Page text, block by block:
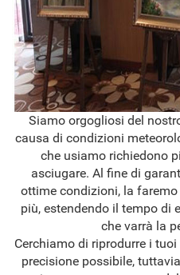
Siamo orgogliosi del
causa di condizioni
che usiamo richiedono
asciugare. Al fine di
ottime condizioni, la
più, estendendo il tempo di
che varrà la
Cerchiamo di riprodurre i
precisione possibile,